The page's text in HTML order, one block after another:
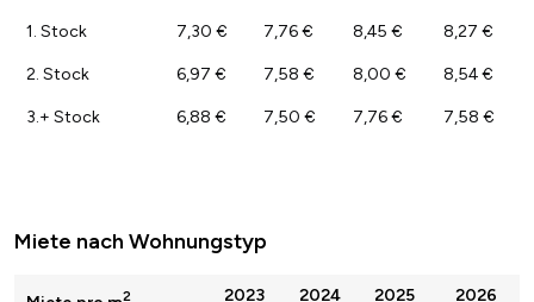
1. Stock 7,30 € 7,76 € 8,45 € 8,27 €
2. Stock 6,97 € 7,58 € 8,00 € 8,54 €
3.+ Stock 6,88 € 7,50 € 7,76 € 7,58 €
Miete nach Wohnungstyp
2 2023 2024 2025 2026